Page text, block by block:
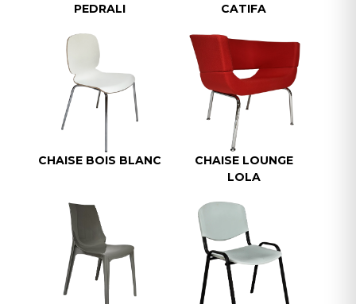
PEDRALI
CATIFA
CHAISE BOIS BLANC
CHAISE LOUNGE
LOLA